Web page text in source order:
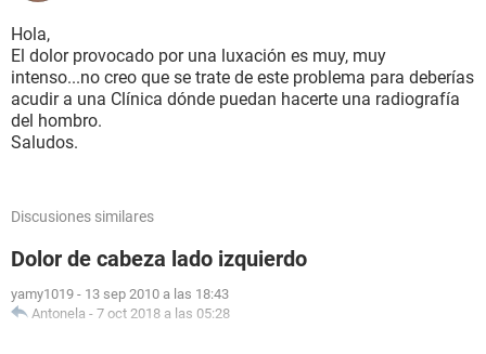
Hola,
El dolor provocado por una luxación es muy, muy
intenso...no creo que se trate de este problema para deberías
acudir a una Clínica dónde puedan hacerte una radiografía
del hombro.
Saludos.
Discusiones similares
Dolor de cabeza lado izquierdo
yamy1019 - 13 sep 2010 a las 18:43
Antonela - 7 oct 2018 a las 05:28